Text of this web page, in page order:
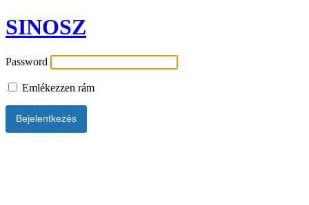
SINOSZ
Password
Emlékezzen rám